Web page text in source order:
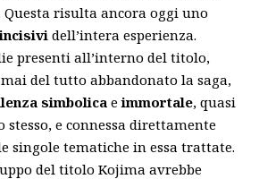
Questa risulta ancora oggi uno
incisivi dell’intera esperienza.
presenti all’interno del titolo,
del tutto abbandonato la saga,
simbolica eimmortale, quasi
stesso, e connessa direttamente
singole tematiche in essa trattate.
del titolo Kojima avrebbe